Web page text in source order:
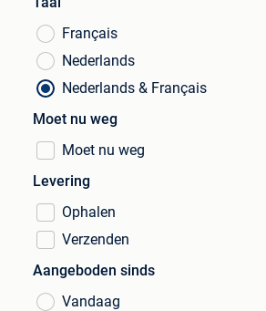
Français
Nederlands
Nederlands & Français
Moet nu weg
Moet nu weg
Levering
Ophalen
Verzenden
Aangeboden sinds
Vandaag